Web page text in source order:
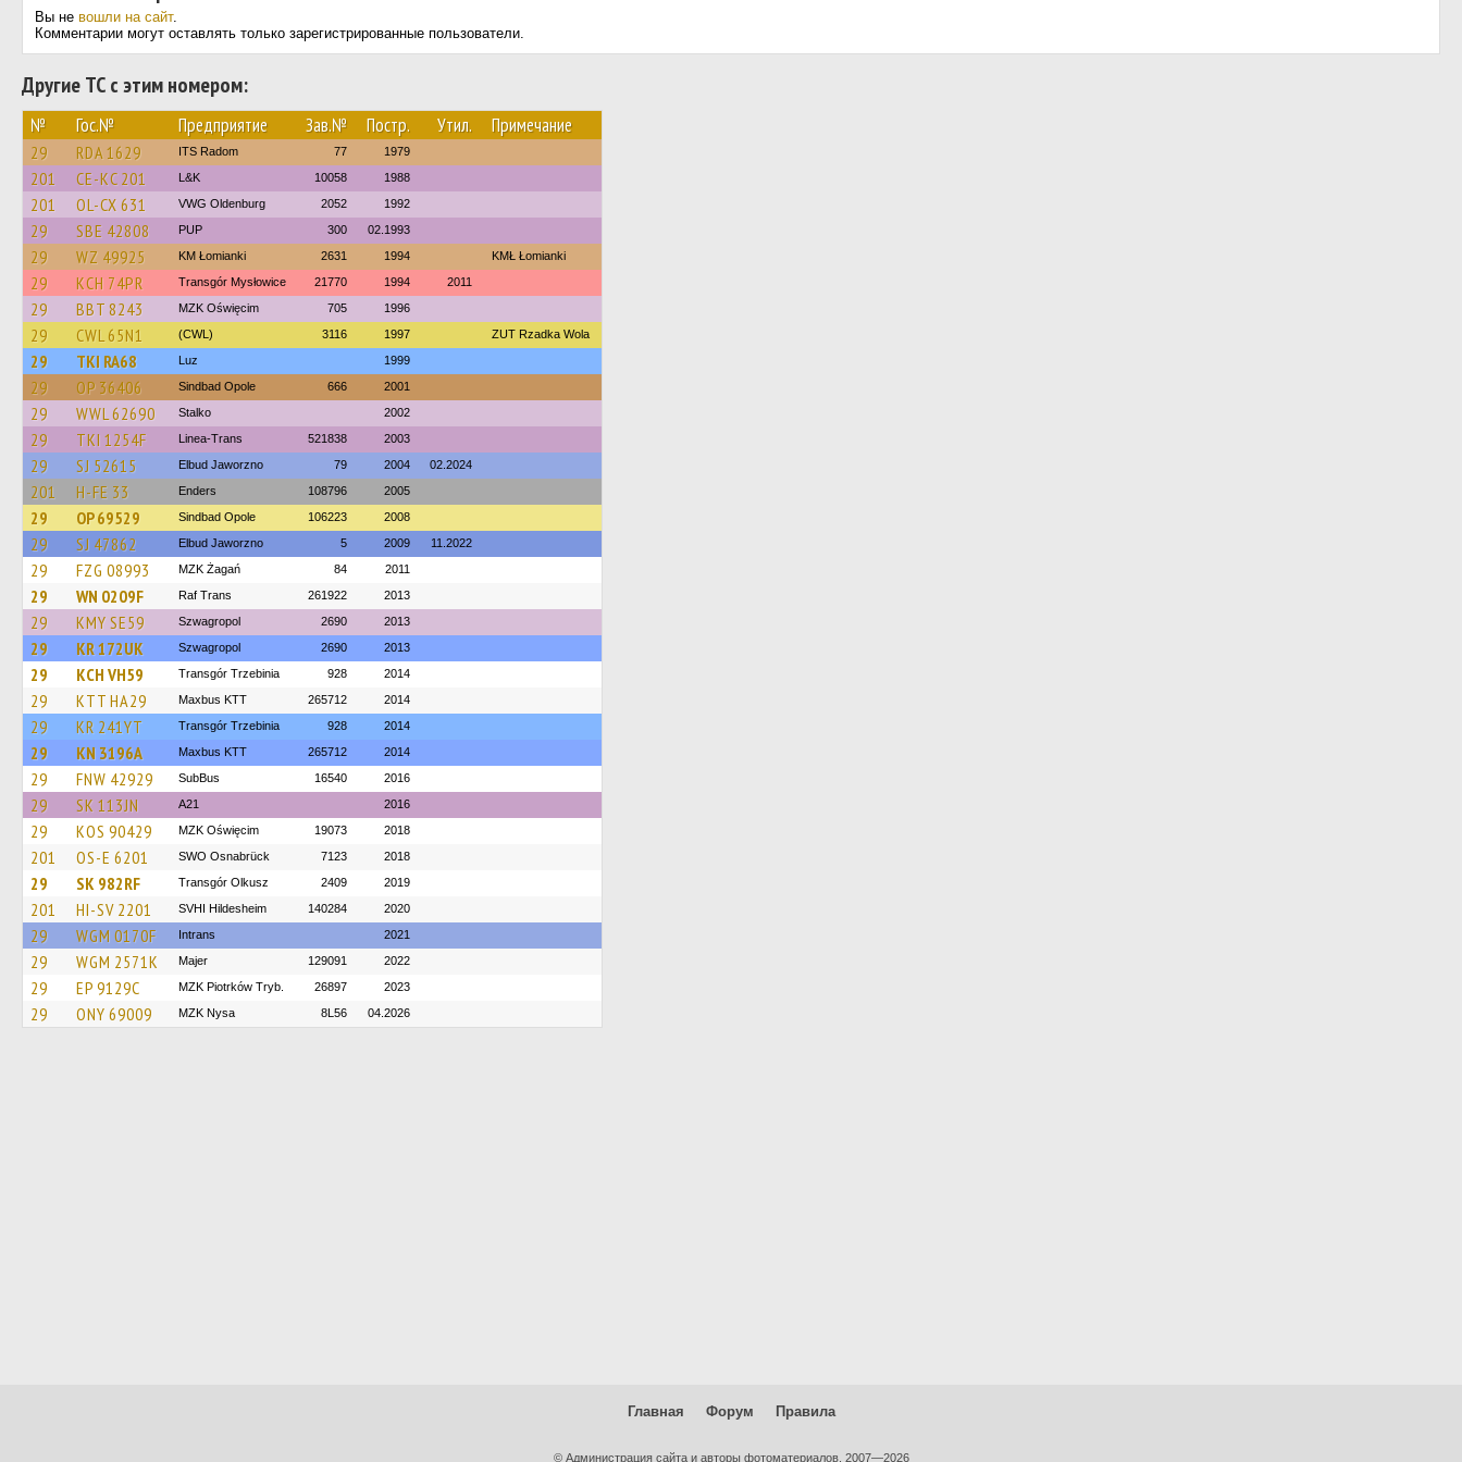
Вы не вошли на сайт.
Комментарии могут оставлять только зарегистрированные пользователи.
Другие ТС с этим номером:
№ Гос.№ Предприятие Зав.№ Постр. Утил. Примечание
29 RDA 1629 ITS Radom 77 1979
201 CE-KC 201 L&K 10058 1988
201 OL-CX 631 VWG Oldenburg 2052 1992
29 SBE 42808 PUP 300 02.1993
29 WZ 49925 KM Łomianki 2631 1994 KMŁ Łomianki
29 KCH 74PR Transgór Mysłowice 21770 1994 2011
29 BBT 8243 MZK Oświęcim 705 1996
29 CWL 65N1 (CWL) 3116 1997 ZUT Rzadka Wola
29 TKI RA68 Luz 1999
29 OP 36406 Sindbad Opole 666 2001
29 WWL 62690 Stalko 2002
29 TKI 1254F Linea-Trans 521838 2003
29 SJ 52615 Elbud Jaworzno 79 2004 02.2024
201 H-FE 33 Enders 108796 2005
29 OP 69529 Sindbad Opole 106223 2008
29 SJ 47862 Elbud Jaworzno 5 2009 11.2022
29 FZG 08993 MZK Żagań 84 2011
29 WN 0209F Raf Trans 261922 2013
29 KMY SE59 Szwagropol 2690 2013
29 KR 172UK Szwagropol 2690 2013
29 KCH VH59 Transgór Trzebinia 928 2014
29 KTT HA29 Maxbus KTT 265712 2014
29 KR 241YT Transgór Trzebinia 928 2014
29 KN 3196A Maxbus KTT 265712 2014
29 FNW 42929 SubBus 16540 2016
29 SK 113JN A21 2016
29 KOS 90429 MZK Oświęcim 19073 2018
201 OS-E 6201 SWO Osnabrück 7123 2018
29 SK 982RF Transgór Olkusz 2409 2019
201 HI-SV 2201 SVHI Hildesheim 140284 2020
29 WGM 0170F Intrans 2021
29 WGM 2571K Majer 129091 2022
29 EP 9129C MZK Piotrków Tryb. 26897 2023
29 ONY 69009 MZK Nysa 8L56 04.2026
Главная Форум Правила
© Администрация сайта и авторы фотоматериалов, 2007—2026